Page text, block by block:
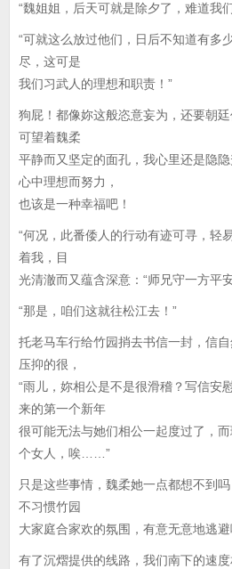
“魏姐姐，后天可就是除夕了，难道我
“可就这么放过他们，日后不知道有多
尽，这可是
我们习武人的理想和职责！”
狗屁！都像妳这般恣意妄为，还要朝
可望着魏柔
平静而又坚定的面孔，我心里还是隐
心中理想而努力，
也该是一种幸福吧！
“何况，此番倭人的行动有迹可寻，轻
着我，目
光清澈而又蕴含深意：“师兄守一方平
“那是，咱们这就往松江去！”
托老马车行给竹园捎去书信一封，信
压抑的很，
“雨儿，妳相公是不是很滑稽？写信安
来的第一个新年
很可能无法与她们相公一起度过了，
个女人，唉……”
只是这些事情，魏柔她一点都想不到
不习惯竹园
大家庭合家欢的氛围，有意无意地逃避
有了沉熠提供的线路，我们南下的速